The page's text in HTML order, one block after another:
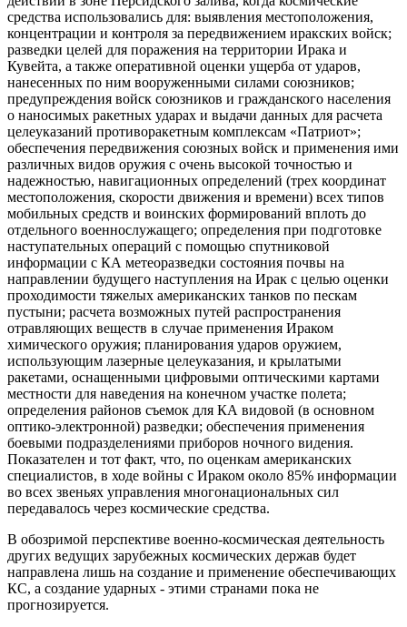
средства использовались для: выявления местоположения,
концентрации и контроля за передвижением иракских войск;
разведки целей для поражения на территории Ирака и
Кувейта, а также оперативной оценки ущерба от ударов,
нанесенных по ним вооруженными силами союзников;
предупреждения войск союзников и гражданского населения
о наносимых ракетных ударах и выдачи данных для расчета
целеуказаний противоракетным комплексам «Патриот»;
обеспечения передвижения союзных войск и применения ими
различных видов оружия с очень высокой точностью и
надежностью, навигационных определений (трех координат
местоположения, скорости движения и времени) всех типов
мобильных средств и воинских формирований вплоть до
отдельного военнослужащего; определения при подготовке
наступательных операций с помощью спутниковой
информации с КА метеоразведки состояния почвы на
направлении будущего наступления на Ирак с целью оценки
проходимости тяжелых американских танков по пескам
пустыни; расчета возможных путей распространения
отравляющих веществ в случае применения Ираком
химического оружия; планирования ударов оружием,
использующим лазерные целеуказания, и крылатыми
ракетами, оснащенными цифровыми оптическими картами
местности для наведения на конечном участке полета;
определения районов съемок для КА видовой (в основном
оптико-электронной) разведки; обеспечения применения
боевыми подразделениями приборов ночного видения.
Показателен и тот факт, что, по оценкам американских
специалистов, в ходе войны с Ираком около 85% информации
во всех звеньях управления многонациональных сил
передавалось через космические средства.
В обозримой перспективе военно-космическая деятельность
других ведущих зарубежных космических держав будет
направлена лишь на создание и применение обеспечивающих
КС, а создание ударных - этими странами пока не
прогнозируется.